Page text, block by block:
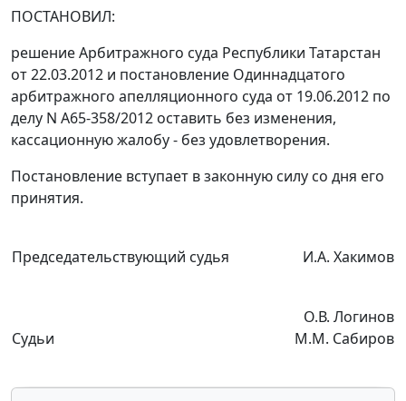
ПОСТАНОВИЛ:
решениеАрбитражного суда Республики Татарстан
от 22.03.2012 и постановление Одиннадцатого
арбитражного апелляционного суда от 19.06.2012 по
делу N А65-358/2012 оставить без изменения,
кассационную жалобу - без удовлетворения.
Постановление вступает в законную силу со дня его
принятия.
Председательствующий судья И.А. Хакимов
Судьи
О.В. Логинов
М.М. Сабиров